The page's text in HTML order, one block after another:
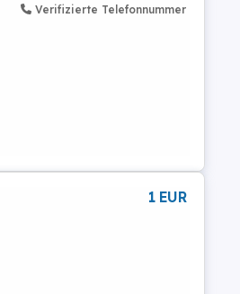
Verifizierte Telefonnummer
1 EUR